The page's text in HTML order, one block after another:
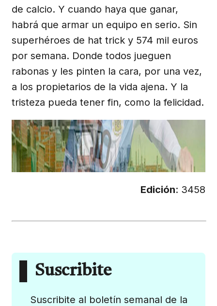
de calcio. Y cuando haya que ganar,
habrá que armar un equipo en serio. Sin
superhéroes de hat trick y 574 mil euros
por semana. Donde todos jueguen
rabonas y les pinten la cara, por una vez,
a los propietarios de la vida ajena. Y la
tristeza pueda tener fin, como la felicidad.
Edición: 3458
Suscribite
Suscribite al boletín semanal de la